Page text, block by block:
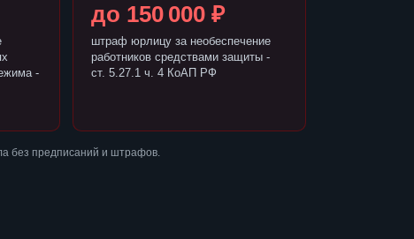
-
до 150 000 ₽
штраф юрлицу за необеспечение
работников средствами защиты -
ст. 5.27.1 ч. 4 КоАП РФ
без предписаний и штрафов.